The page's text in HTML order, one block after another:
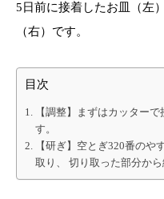
5日前に接着したお皿（左
（右）です。
目次
【調整】まずはカッター
す。
【研ぎ】空とぎ320番のや
取り、 切り取った部分から